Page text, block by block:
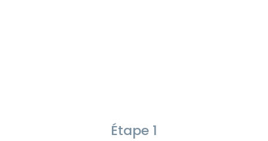
Étape 1